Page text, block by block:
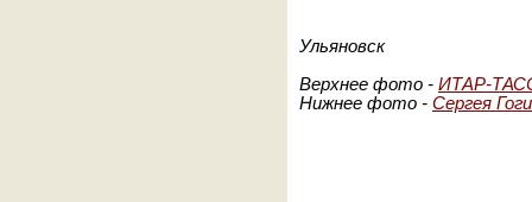
Ульяновск
Верхнее фото - ИТАР-
Нижнее фото - Сергея